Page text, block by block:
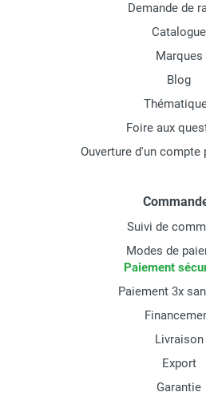
Demande de
Catalogue
Marques
Blog
Foire aux
Ouverture d'un compte
Suivi de
Modes de
Paiement
Paiement 3x
Livraison
Export
Garantie